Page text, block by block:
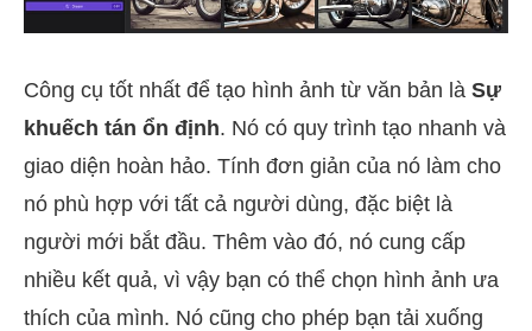
Công cụ tốt nhất để tạo hình ảnh từ văn bản là Sự
khuếch tán ổn định. Nó có quy trình tạo nhanh và
giao diện hoàn hảo. Tính đơn giản của nó làm cho
nó phù hợp với tất cả người dùng, đặc biệt là
người mới bắt đầu. Thêm vào đó, nó cung cấp
nhiều kết quả, vì vậy bạn có thể chọn hình ảnh ưa
thích của mình. Nó cũng cho phép bạn tải xuống